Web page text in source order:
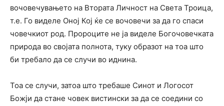
вочовечувањето на Втората Личност на Света Троица,
т.е. Го виделе Оној Кој ќе се вочовечи за да го спаси
човечкиот род. Пророците не ја виделе Богочовечката
природа во својата полнота, туку образот на тоа што
би требало да се случи во иднина.
Тоа се случи, затоа што требаше Синот и Логосот
Божји да стане човек вистински за да се соедини со